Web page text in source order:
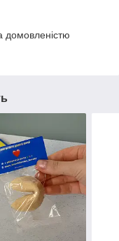
домовленістю